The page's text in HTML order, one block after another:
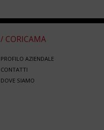
/ CORICAMA
PROFILO AZIENDALE
CONTATTI
DOVE SIAMO